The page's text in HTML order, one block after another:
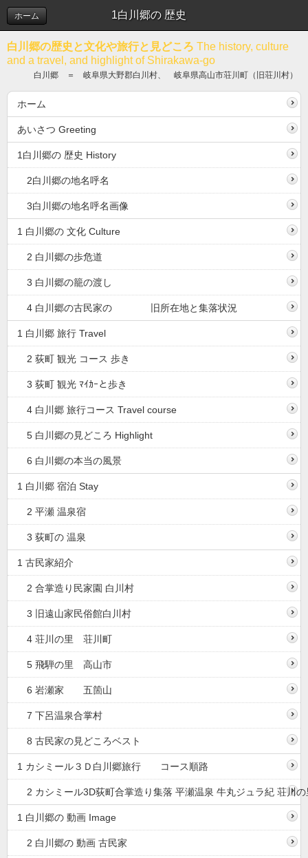
1白川郷の 歴史
ホーム
白川郷の歴史と文化や旅行と見どころ The history, culture
and a travel, and highlight of Shirakawa-go
白川郷 ＝ 岐阜県大野郡白川村、 岐阜県高山市荘川町（旧荘川村）
ホーム
あいさつ Greeting
1白川郷の 歴史 History
2白川郷の地名呼名
3白川郷の地名呼名画像
1 白川郷の 文化 Culture
2 白川郷の歩危道
3 白川郷の籠の渡し
4 白川郷の古民家の 旧所在地と集落状況
1 白川郷 旅行 Travel
2 荻町 観光 コース 歩き
3 荻町 観光 ﾏｲｶｰと歩き
4 白川郷 旅行コース Travel course
5 白川郷の見どころ Highlight
6 白川郷の本当の風景
1 白川郷 宿泊 Stay
2 平瀬 温泉宿
3 荻町の 温泉
1 古民家紹介
2 合掌造り民家園 白川村
3 旧遠山家民俗館白川村
4 荘川の里 荘川町
5 飛騨の里 高山市
6 岩瀬家 五箇山
7 下呂温泉合掌村
8 古民家の見どころベスト
1 カシミール３Ｄ白川郷旅行 コース順路
2 カシミール3D荻町合掌造り集落 平瀬温泉 牛丸ジュラ紀 荘川の
1 白川郷の 動画 Image
2 白川郷の 動画 古民家